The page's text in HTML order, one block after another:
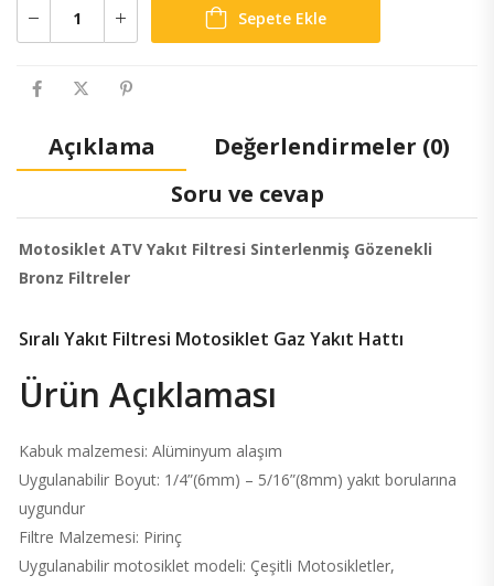
Sepete Ekle
Açıklama
Değerlendirmeler (0)
Soru ve cevap
Motosiklet ATV Yakıt Filtresi Sinterlenmiş Gözenekli
Bronz Filtreler
Sıralı Yakıt Filtresi Motosiklet Gaz Yakıt Hattı
Ürün Açıklaması
Kabuk malzemesi: Alüminyum alaşım
Uygulanabilir Boyut: 1/4”(6mm) – 5/16”(8mm) yakıt borularına
uygundur
Filtre Malzemesi: Pirinç
Uygulanabilir motosiklet modeli: Çeşitli Motosikletler,